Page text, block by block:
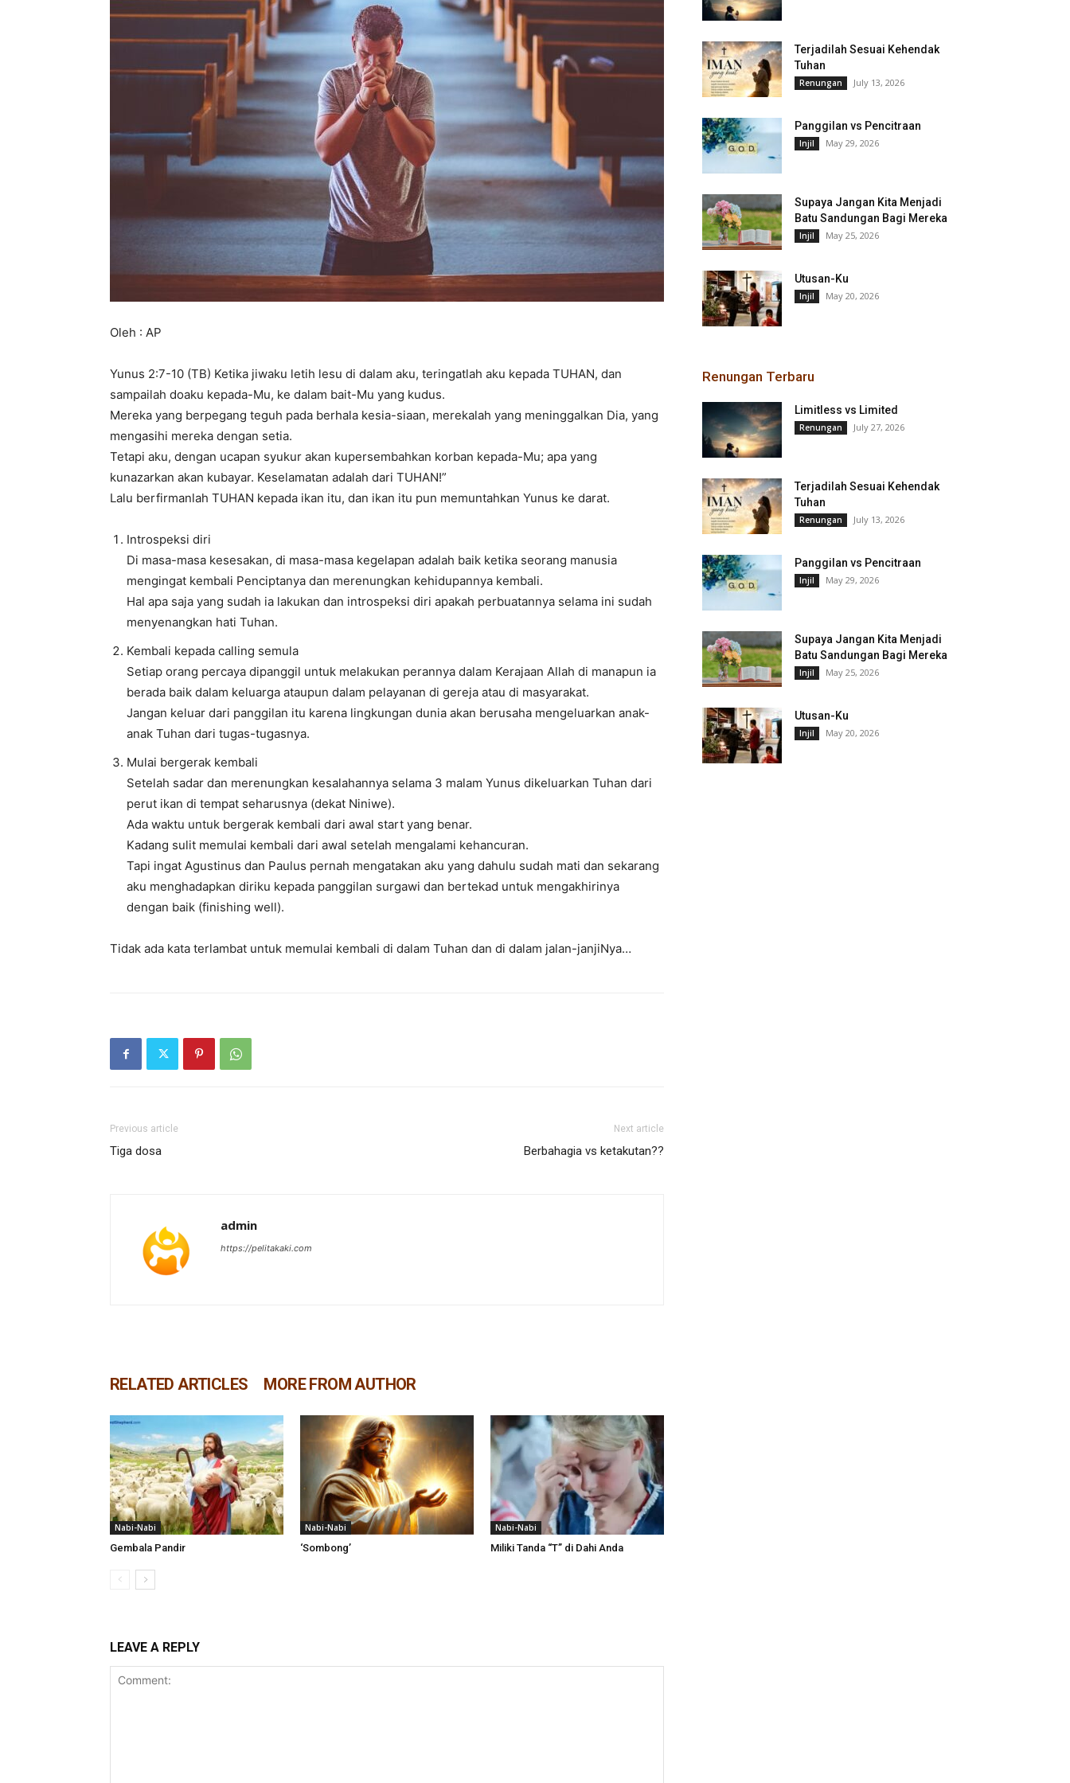
Oleh : AP
Yunus 2:7-10 (TB) Ketika jiwaku letih lesu di dalam aku, teringatlah aku kepada TUHAN, dan
sampailah doaku kepada-Mu, ke dalam bait-Mu yang kudus.
Mereka yang berpegang teguh pada berhala kesia-siaan, merekalah yang meninggalkan Dia, yang
mengasihi mereka dengan setia.
Tetapi aku, dengan ucapan syukur akan kupersembahkan korban kepada-Mu; apa yang
kunazarkan akan kubayar. Keselamatan adalah dari TUHAN!”
Lalu berfirmanlah TUHAN kepada ikan itu, dan ikan itu pun memuntahkan Yunus ke darat.
Introspeksi diri
Di masa-masa kesesakan, di masa-masa kegelapan adalah baik ketika seorang manusia
mengingat kembali Penciptanya dan merenungkan kehidupannya kembali.
Hal apa saja yang sudah ia lakukan dan introspeksi diri apakah perbuatannya selama ini sudah
menyenangkan hati Tuhan.
Kembali kepada calling semula
Setiap orang percaya dipanggil untuk melakukan perannya dalam Kerajaan Allah di manapun ia
berada baik dalam keluarga ataupun dalam pelayanan di gereja atau di masyarakat.
Jangan keluar dari panggilan itu karena lingkungan dunia akan berusaha mengeluarkan anak-
anak Tuhan dari tugas-tugasnya.
Mulai bergerak kembali
Setelah sadar dan merenungkan kesalahannya selama 3 malam Yunus dikeluarkan Tuhan dari
perut ikan di tempat seharusnya (dekat Niniwe).
Ada waktu untuk bergerak kembali dari awal start yang benar.
Kadang sulit memulai kembali dari awal setelah mengalami kehancuran.
Tapi ingat Agustinus dan Paulus pernah mengatakan aku yang dahulu sudah mati dan sekarang
aku menghadapkan diriku kepada panggilan surgawi dan bertekad untuk mengakhirinya
dengan baik (finishing well).
Tidak ada kata terlambat untuk memulai kembali di dalam Tuhan dan di dalam jalan-janjiNya…
Previous article
Tiga dosa
Next article
Berbahagia vs ketakutan??
admin
https://pelitakaki.com
RELATED ARTICLES MORE FROM AUTHOR
Nabi-Nabi
Gembala Pandir
Nabi-Nabi
‘Sombong’
Nabi-Nabi
Miliki Tanda “T” di Dahi Anda
LEAVE A REPLY
Terjadilah Sesuai Kehendak
Tuhan
Renungan July 13, 2026
Panggilan vs Pencitraan
Injil May 29, 2026
Supaya Jangan Kita Menjadi
Batu Sandungan Bagi Mereka
Injil May 25, 2026
Utusan-Ku
Injil May 20, 2026
Renungan Terbaru
Limitless vs Limited
Renungan July 27, 2026
Terjadilah Sesuai Kehendak
Tuhan
Renungan July 13, 2026
Panggilan vs Pencitraan
Injil May 29, 2026
Supaya Jangan Kita Menjadi
Batu Sandungan Bagi Mereka
Injil May 25, 2026
Utusan-Ku
Injil May 20, 2026